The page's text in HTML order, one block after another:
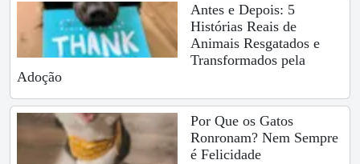
Antes e Depois: 5
Histórias Reais de
Animais Resgatados e
Transformados pela
Adoção
Por Que os Gatos
Ronronam? Nem Sempre
é Felicidade